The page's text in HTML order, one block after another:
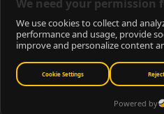
© 2026ShiftDelete.Net
ShiftDelete.Net, İnternet